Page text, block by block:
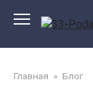
Главная » Блог